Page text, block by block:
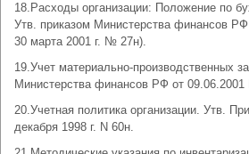
18.Расходы организации: Положение по
Утв. приказом Министерства финансов
30 марта 2001 г. № 27н).
19.Учет материально-производственных
Министерства финансов РФ от
20.Учетная политика организации. Утв.
декабря 1998 г. N 60н.